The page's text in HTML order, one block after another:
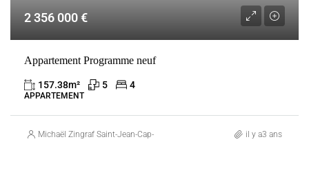
2 356 000 €
Appartement Programme neuf
157.38m² 5 4
APPARTEMENT
Michaël Zingraf Saint-Jean-Cap-Ferrat il y a3 ans